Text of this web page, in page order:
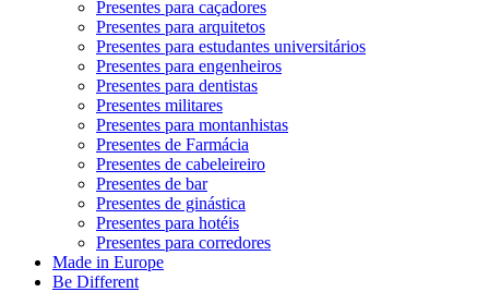
Presentes para caçadores
Presentes para arquitetos
Presentes para estudantes universitários
Presentes para engenheiros
Presentes para dentistas
Presentes militares
Presentes para montanhistas
Presentes de Farmácia
Presentes de cabeleireiro
Presentes de bar
Presentes de ginástica
Presentes para hotéis
Presentes para corredores
Made in Europe
Be Different